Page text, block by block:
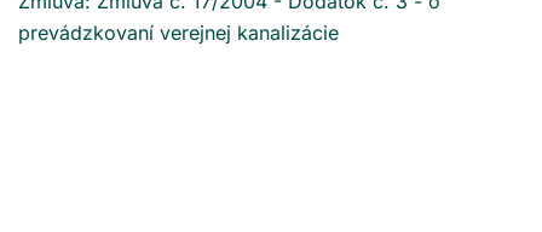
prevádzkovaní verejnej kanalizácie